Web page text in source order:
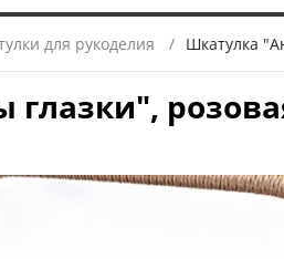
для рукоделия Шкатулка